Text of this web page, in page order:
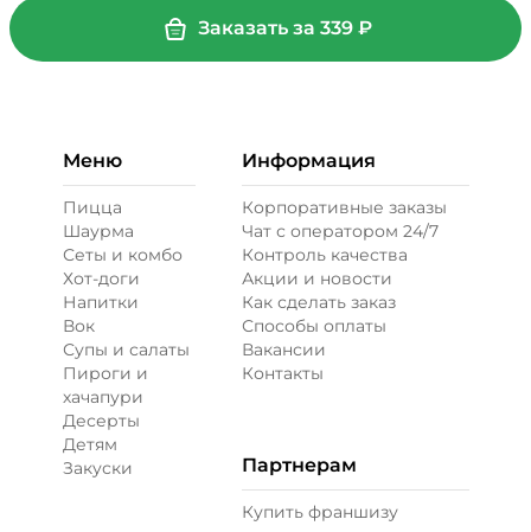
+ Картофель фри (20 г)/ 20
+ Кетчуп (10 г)/10 г
19 ₽
+ Лук карамелизированный (10
29 ₽
+ Лук красный (10 г)/10 г
Заказать за 339 ₽
Меню
Пицца
Шаурма
Сеты и комбо
Хот-доги
Напитки
Вок
Супы и салаты
Пироги и
хачапури
Десерты
Детям
Закуски
Информация
Корпоративные заказы
Чат с оператором 24/7
Контроль качества
Акции и новости
Как сделать заказ
Способы оплаты
Вакансии
Контакты
Партнерам
Купить франшизу